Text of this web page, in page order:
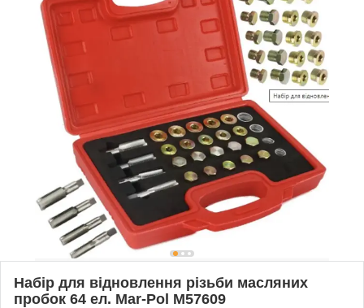
Набір для відновлення різьби масляних
пробок 64 ел. Mar-Pol M57609